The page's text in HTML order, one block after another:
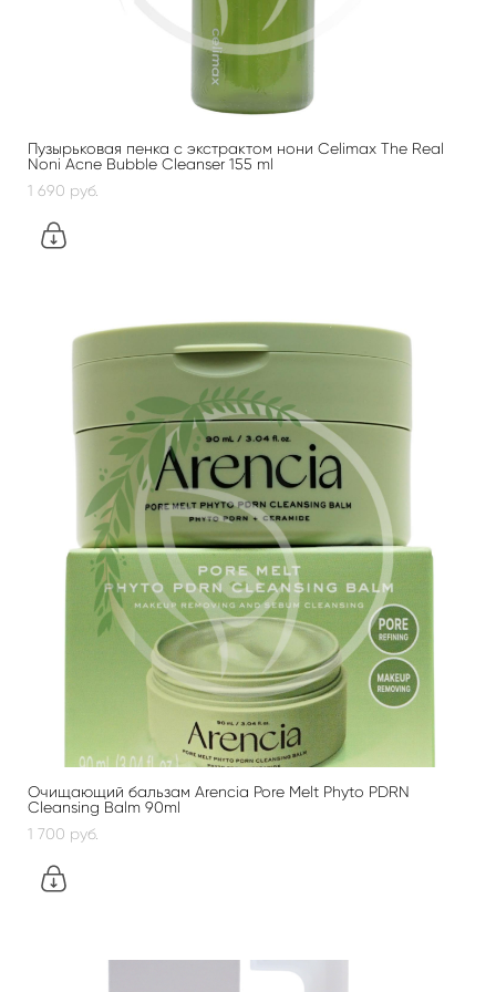
Пузырьковая пенка с экстрактом нони Celimax The Real
Noni Acne Bubble Cleanser 155 ml
1 690 pуб.
Очищающий бальзам Arencia Pore Melt Phyto PDRN
Cleansing Balm 90ml
1 700 pуб.